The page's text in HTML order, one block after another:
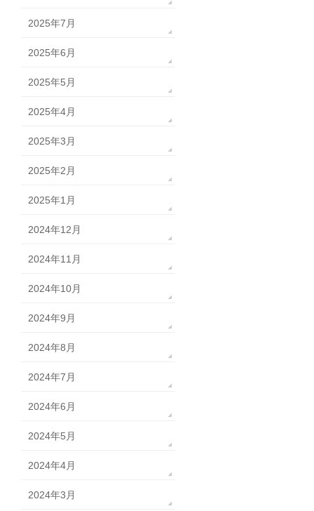
2025年7月
2025年6月
2025年5月
2025年4月
2025年3月
2025年2月
2025年1月
2024年12月
2024年11月
2024年10月
2024年9月
2024年8月
2024年7月
2024年6月
2024年5月
2024年4月
2024年3月